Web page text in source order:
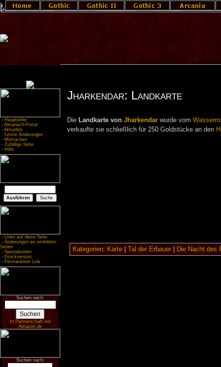
- Hauptseite
- Almanach-Portal
- Aktuelles
- Letzte Änderungen
- Mitmachen
- Zufällige Seite
- Hilfe
- Links auf diese Seite
- Änderungen an verlinkten
Seiten
- Spezialseiten
- Druckversion
- Permanenter Link
Suchen nach:
In Partnerschaft mit
Amazon.de
Suchen nach:
Jharkendar: Landkarte
Die Landkarte von Jharkendarwurde vom
verkaufte sie schließlich für 250 Goldstücke an den
Kategorien: Karte| Tal der Erbauer| Die Nacht des